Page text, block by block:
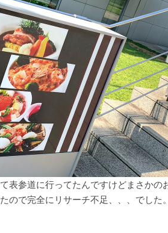
表参道に行ってたんですけどまさかの
ので完全にリサーチ不足、、、でした。